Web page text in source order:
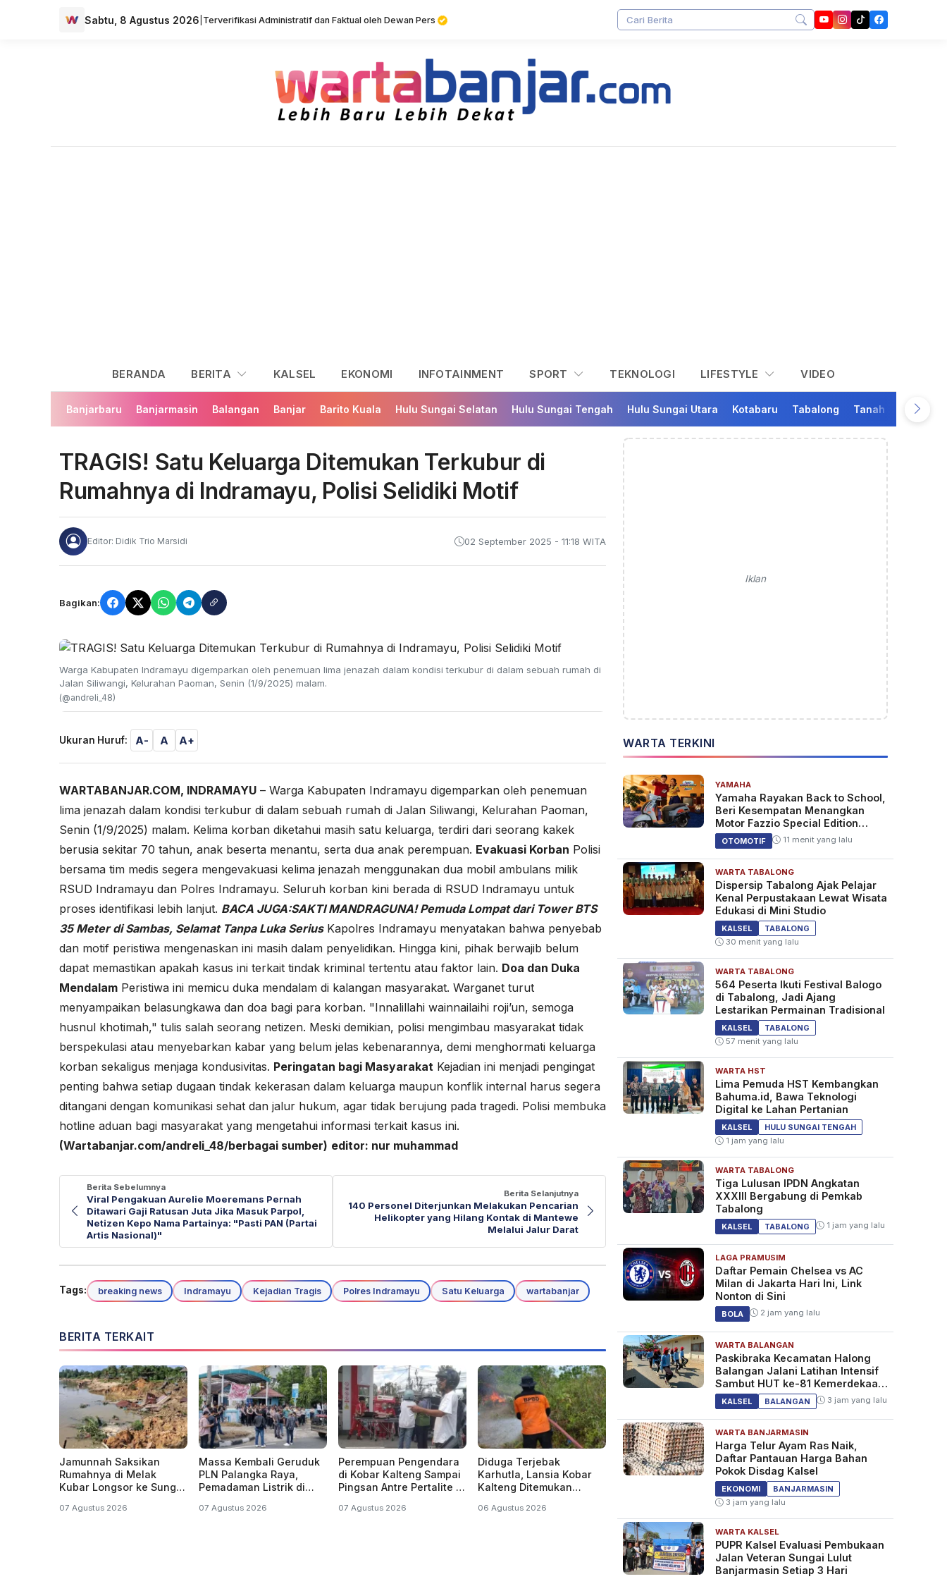
Sabtu, 8 Agustus 2026 Terverifikasi Administratif dan Faktual oleh Dewan Pers
BERANDA BERITA KALSEL EKONOMI INFOTAINMENT SPORT TEKNOLOGI LIFESTYLE VIDEO
Banjarbaru Banjarmasin Balangan Banjar Barito Kuala Hulu Sungai Selatan Hulu Sungai Tengah Hulu Sungai Utara Kotabaru Tabalong Tanah Bumbu
TRAGIS! Satu Keluarga Ditemukan Terkubur di
Rumahnya di Indramayu, Polisi Selidiki Motif
Editor: Didik Trio Marsidi 02 September 2025 - 11:18 WITA
Bagikan:
Warga Kabupaten Indramayu digemparkan oleh penemuan lima jenazah dalam kondisi terkubur di dalam sebuah rumah di
Jalan Siliwangi, Kelurahan Paoman, Senin (1/9/2025) malam.
(@andreli_48)
Ukuran Huruf: A- A A+
WARTABANJAR.COM, INDRAMAYU – Warga Kabupaten Indramayu digemparkan oleh penemuan
lima jenazah dalam kondisi terkubur di dalam sebuah rumah di Jalan Siliwangi, Kelurahan Paoman,
Senin (1/9/2025) malam. Kelima korban diketahui masih satu keluarga, terdiri dari seorang kakek
berusia sekitar 70 tahun, anak beserta menantu, serta dua anak perempuan. Evakuasi Korban Polisi
bersama tim medis segera mengevakuasi kelima jenazah menggunakan dua mobil ambulans milik
RSUD Indramayu dan Polres Indramayu. Seluruh korban kini berada di RSUD Indramayu untuk
proses identifikasi lebih lanjut. BACA JUGA:SAKTI MANDRAGUNA! Pemuda Lompat dari Tower BTS
35 Meter di Sambas, Selamat Tanpa Luka SeriusKapolres Indramayu menyatakan bahwa penyebab
dan motif peristiwa mengenaskan ini masih dalam penyelidikan. Hingga kini, pihak berwajib belum
dapat memastikan apakah kasus ini terkait tindak kriminal tertentu atau faktor lain. Doa dan Duka
Mendalam Peristiwa ini memicu duka mendalam di kalangan masyarakat. Warganet turut
menyampaikan belasungkawa dan doa bagi para korban. "Innalillahi wainnailaihi roji’un, semoga
husnul khotimah," tulis salah seorang netizen. Meski demikian, polisi mengimbau masyarakat tidak
berspekulasi atau menyebarkan kabar yang belum jelas kebenarannya, demi menghormati keluarga
korban sekaligus menjaga kondusivitas. Peringatan bagi Masyarakat Kejadian ini menjadi pengingat
penting bahwa setiap dugaan tindak kekerasan dalam keluarga maupun konflik internal harus segera
ditangani dengan komunikasi sehat dan jalur hukum, agar tidak berujung pada tragedi. Polisi membuka
hotline aduan bagi masyarakat yang mengetahui informasi terkait kasus ini.
(Wartabanjar.com/andreli_48/berbagai sumber) editor: nur muhammad
Berita Sebelumnya
Viral Pengakuan Aurelie Moeremans Pernah
Ditawari Gaji Ratusan Juta Jika Masuk Parpol,
Netizen Kepo Nama Partainya: "Pasti PAN (Partai
Artis Nasional)"
Berita Selanjutnya
140 Personel Diterjunkan Melakukan Pencarian
Helikopter yang Hilang Kontak di Mantewe
Melalui Jalur Darat
Tags: breaking news Indramayu Kejadian Tragis Polres Indramayu Satu Keluarga wartabanjar
BERITA TERKAIT
Jamunnah Saksikan
Rumahnya di Melak
Kubar Longsor ke Sungai
07 Agustus 2026
Massa Kembali Geruduk
PLN Palangka Raya,
Pemadaman Listrik di
07 Agustus 2026
Perempuan Pengendara
di Kobar Kalteng Sampai
Pingsan Antre Pertalite di
07 Agustus 2026
Diduga Terjebak
Karhutla, Lansia Kobar
Kalteng Ditemukan
06 Agustus 2026
Iklan
WARTA TERKINI
YAMAHA
Yamaha Rayakan Back to School,
Beri Kesempatan Menangkan
Motor Fazzio Special Edition
Sunset Blue
OTOMOTIF 11 menit yang lalu
WARTA TABALONG
Dispersip Tabalong Ajak Pelajar
Kenal Perpustakaan Lewat Wisata
Edukasi di Mini Studio
KALSEL
TABALONG
30 menit yang lalu
WARTA TABALONG
564 Peserta Ikuti Festival Balogo
di Tabalong, Jadi Ajang
Lestarikan Permainan Tradisional
KALSEL
TABALONG
57 menit yang lalu
WARTA HST
Lima Pemuda HST Kembangkan
Bahuma.id, Bawa Teknologi
Digital ke Lahan Pertanian
KALSEL
HULU SUNGAI TENGAH
1 jam yang lalu
WARTA TABALONG
Tiga Lulusan IPDN Angkatan
XXXIII Bergabung di Pemkab
Tabalong
KALSEL TABALONG 1 jam yang lalu
LAGA PRAMUSIM
Daftar Pemain Chelsea vs AC
Milan di Jakarta Hari Ini, Link
Nonton di Sini
BOLA 2 jam yang lalu
WARTA BALANGAN
Paskibraka Kecamatan Halong
Balangan Jalani Latihan Intensif
Sambut HUT ke-81 Kemerdekaan
RIKALSEL BALANGAN 3 jam yang lalu
WARTA BANJARMASIN
Harga Telur Ayam Ras Naik,
Daftar Pantauan Harga Bahan
Pokok Disdag Kalsel
EKONOMI
BANJARMASIN
3 jam yang lalu
WARTA KALSEL
PUPR Kalsel Evaluasi Pembukaan
Jalan Veteran Sungai Lulut
Banjarmasin Setiap 3 Hari